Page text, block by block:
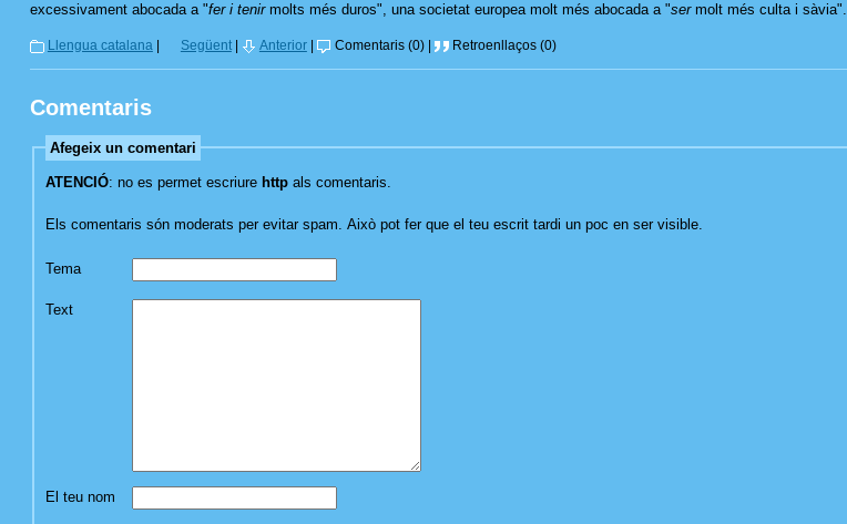
excessivament abocada a "fer i tenirmolts més duros", una societat europea molt més abocada a "sermolt més culta i sàvia".
Llengua catalana | Següent| Anterior| Comentaris (0) | Retroenllaços (0)
Comentaris
Afegeix un comentari
ATENCIÓ: no es permet escriure httpals comentaris.
Els comentaris són moderats per evitar spam. Això pot fer que el teu escrit tardi un poc en ser visible.
Tema
Text
El teu nom